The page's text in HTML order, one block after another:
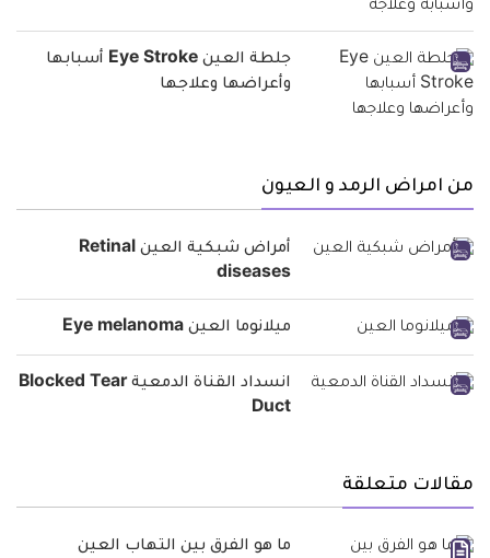
جلطة العين Eye Stroke أسبابها
وأعراضها وعلاجها
من امراض الرمد و العيون
أمراض شبكية العين Retinal
diseases
ميلانوما العين Eye melanoma
انسداد القناة الدمعية Blocked Tear
Duct
مقالات متعلقة
ما هو الفرق بين التهاب العين